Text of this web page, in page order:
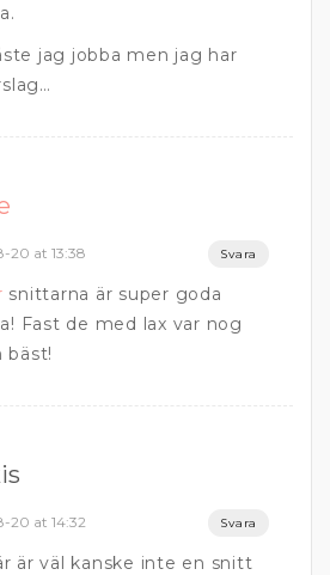
jag jobba men jag har
20 at 13:38 Svara
snittarna är super goda
Fast de med lax var nog
bäst!
20 at 14:32 Svara
är väl kanske inte en snitt